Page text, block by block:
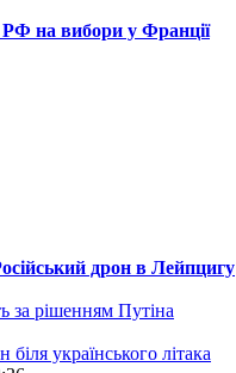
РФ на вибори у Франції
дрон в Лейпцигу
за рішенням Путіна
українського літака